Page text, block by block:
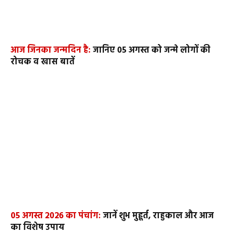
आज जिनका जन्मदिन है:जानिए 05 अगस्त को जन्मे लोगों की
रोचक व खास बातें
05 अगस्त 2026 का पंचांग:जानें शुभ मुहूर्त, राहुकाल और आज
का विशेष उपाय